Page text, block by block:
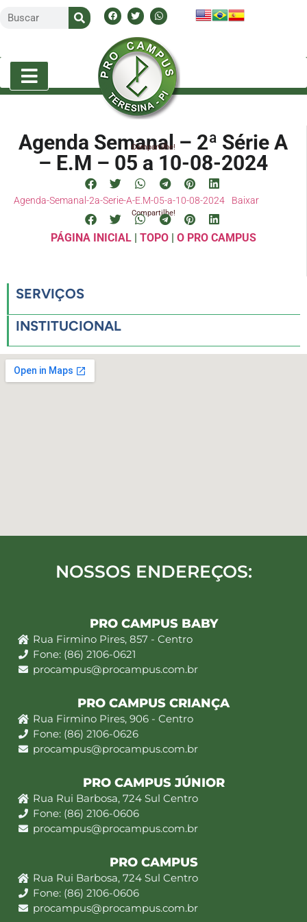
Agenda Semanal – 2ª Série A
– E.M – 05 a 10-08-2024
Compartilhe!
Agenda-Semanal-2a-Serie-A-E.M-05-a-10-08-2024 Baixar
Compartilhe!
PÁGINA INICIAL| TOPO| O PRO CAMPUS
SERVIÇOS
INSTITUCIONAL
NOSSOS ENDEREÇOS:
PRO CAMPUS BABY
Rua Firmino Pires, 857 - Centro
Fone: (86) 2106-0621
procampus@procampus.com.br
PRO CAMPUS CRIANÇA
Rua Firmino Pires, 906 - Centro
Fone: (86) 2106-0626
procampus@procampus.com.br
PRO CAMPUS JÚNIOR
Rua Rui Barbosa, 724 Sul Centro
Fone: (86) 2106-0606
procampus@procampus.com.br
PRO CAMPUS
Rua Rui Barbosa, 724 Sul Centro
Fone: (86) 2106-0606
procampus@procampus.com.br